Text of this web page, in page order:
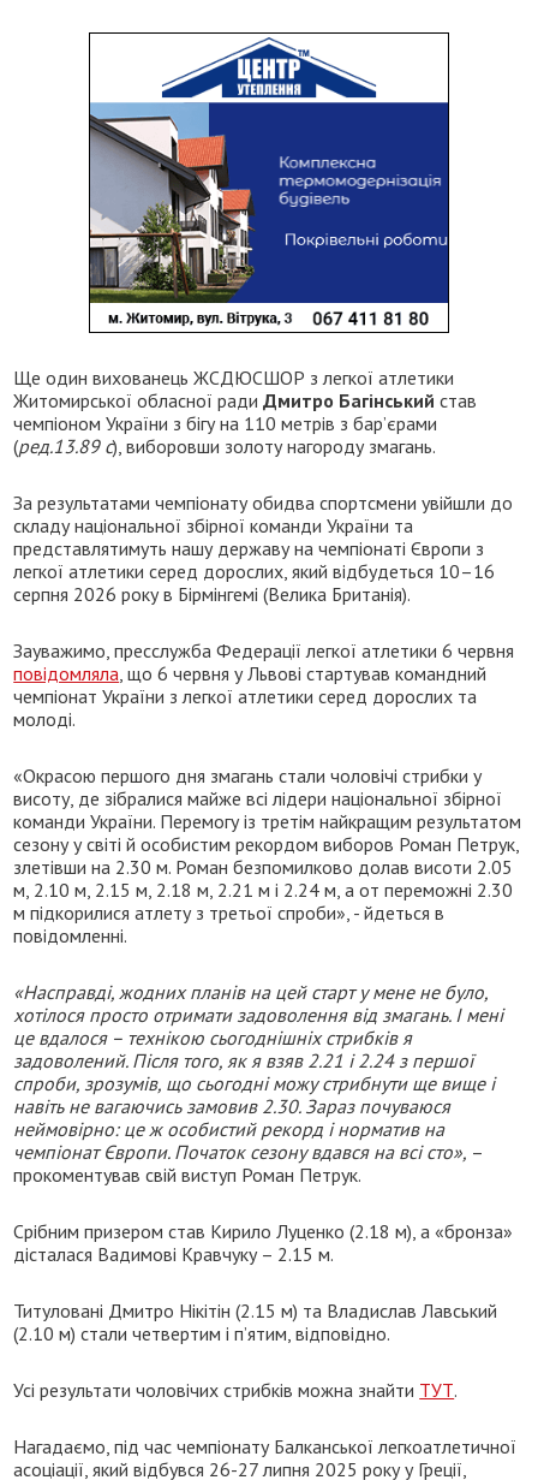
Ще один вихованець ЖСДЮСШОР з легкої атлетики
Житомирської обласної радиДмитро Багінський став
чемпіоном України з бігу на 110 метрів з бар’єрами
(ред.13.89 с), виборовши золоту нагороду змагань.
За результатами чемпіонату обидва спортсмени увійшли до
складу національної збірної команди України та
представлятимуть нашу державу на чемпіонаті Європи з
легкої атлетики серед дорослих, який відбудеться 10–16
серпня 2026 року в Бірмінгемі (Велика Британія).
Зауважимо, пресслужба Федерації легкої атлетики 6 червня
повідомляла , що 6 червня у Львові стартував командний
чемпіонат України з легкої атлетики серед дорослих та
молоді.
«Окрасою першого дня змагань стали чоловічі стрибки у
висоту, де зібралися майже всі лідери національної збірної
команди України. Перемогу із третім найкращим результатом
сезону у світі й особистим рекордом виборов Роман Петрук,
злетівши на 2.30 м. Роман безпомилково долав висоти 2.05
м, 2.10 м, 2.15 м, 2.18 м, 2.21 м і 2.24 м, а от переможні 2.30
м підкорилися атлету з третьої спроби», - йдеться в
повідомленні.
«Насправді, жодних планів на цей старт у мене не було,
хотілося просто отримати задоволення від змагань. І мені
це вдалося – технікою сьогоднішніх стрибків я
задоволений. Після того, як я взяв 2.21 і 2.24 з першої
спроби, зрозумів, що сьогодні можу стрибнути ще вище і
навіть не вагаючись замовив 2.30. Зараз почуваюся
неймовірно: це ж особистий рекорд і норматив на
чемпіонат Європи. Початок сезону вдався на всі сто», –
прокоментував свій виступ Роман Петрук.
Срібним призером став Кирило Луценко (2.18 м), а «бронза»
дісталася Вадимові Кравчуку – 2.15 м.
Титуловані Дмитро Нікітін (2.15 м) та Владислав Лавський
(2.10 м) стали четвертим і пʼятим, відповідно.
Усі результати чоловічих стрибків можна знайти ТУТ.
Нагадаємо, під час чемпіонату Балканської легкоатлетичної
асоціації, який відбувся 26-27 липня 2025 року у Греції,